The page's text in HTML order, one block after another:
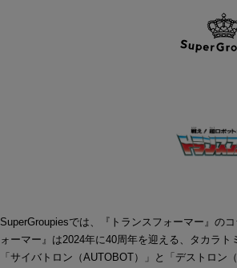
SuperGroupiesでは、『トランスフォーマー』の
ォーマー』は2024年に40周年を迎える、タカラト
「サイバトロン（AUTOBOT）」と「デストロン